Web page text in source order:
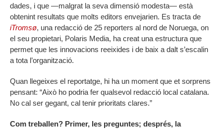
dades, i que —malgrat la seva dimensió modesta— està
obtenint resultats que molts editors envejarien. Es tracta de
iTromsø, una redacció de 25 reporters al nord de Noruega, on
el seu propietari, Polaris Media, ha creat una estructura que
permet que les innovacions reeixides i de baix a dalt s’escalin
a tota l’organització.
Quan llegeixes el reportatge, hi ha un moment que et sorprens
pensant: “Això ho podria fer qualsevol redacció local catalana.
No cal ser gegant, cal tenir prioritats clares.”
Com treballen? Primer, les preguntes; després, la